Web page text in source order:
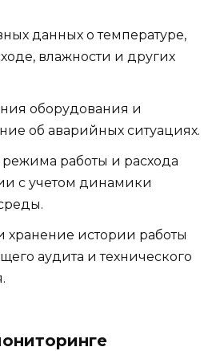
данных о температуре,
влажности и других
оборудования и
об аварийных ситуациях.
работы и расхода
с учетом динамики
хранение истории работы
аудита и технического